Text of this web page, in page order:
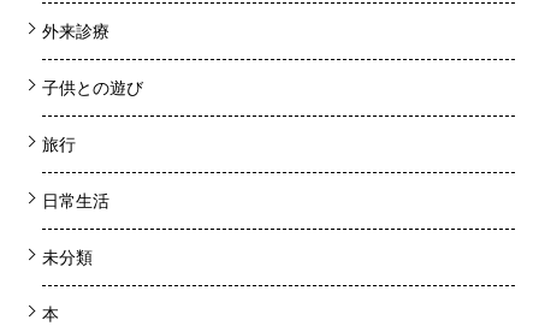
外来診療
子供との遊び
旅行
日常生活
未分類
本